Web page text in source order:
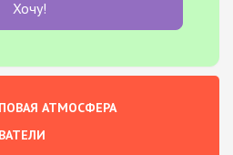
Хочу!
АТМОСФЕРА